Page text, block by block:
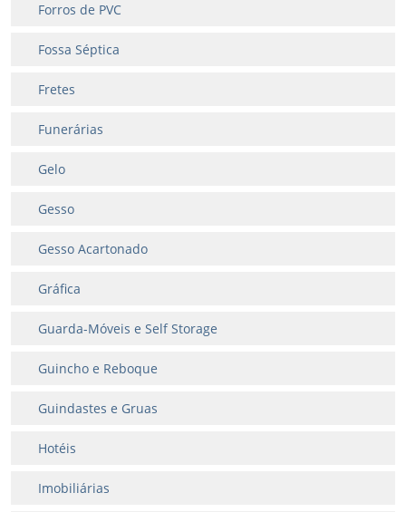
Forros de PVC
Fossa Séptica
Fretes
Funerárias
Gelo
Gesso
Gesso Acartonado
Gráfica
Guarda-Móveis e Self Storage
Guincho e Reboque
Guindastes e Gruas
Hotéis
Imobiliárias